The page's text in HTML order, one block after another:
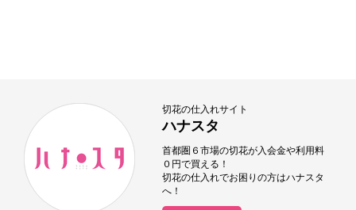
切花の仕入れサイト
ハナスタ
首都圏６市場の切花が入会金や利用料
０円で買える！
切花の仕入れでお困りの方はハナスタ
へ！